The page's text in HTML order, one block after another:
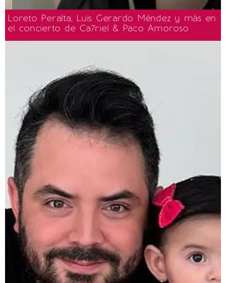
Loreto Peralta, Luis Gerardo Méndez y más en
el concierto de Ca7riel & Paco Amoroso